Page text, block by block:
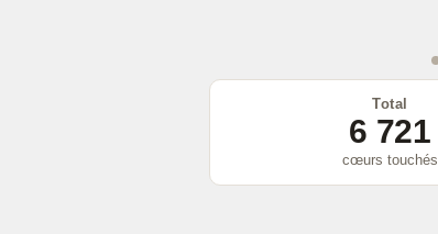
Total
6 721
cœurs touchés